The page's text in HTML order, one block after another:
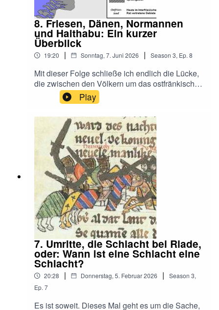
8. Friesen, Dänen, Normannen
und Haithabu: Ein kurzer
Überblick
19:20 | Sonntag, 7. Juni 2026 | Season 3, Ep. 8
Mit dieser Folge schließe ich endlich die Lücke,
die zwischen den Völkern um das ostfränkische
Reich geblieben war. Es ist aber eine kurze
Folge, in der ich mich auf einige der für mich
interessantesten Fakten beschränke. Über die
Friesen ließe sich nämlich sehr viel mehr
sagen.Die Dänen hingegen haben es erheblich
länger verstanden, keine vernünftigen Quellen zu
hinterlassen.Aber darum geht es letztlich nicht
einmal.
Play
7. Umritte, die Schlacht bei Riade,
oder: Wann ist eine Schlacht eine
Schlacht?
20:28 | Donnerstag, 5. Februar 2026 | Season 3,
Ep. 7
Es ist soweit. Dieses Mal geht es um die Sache,